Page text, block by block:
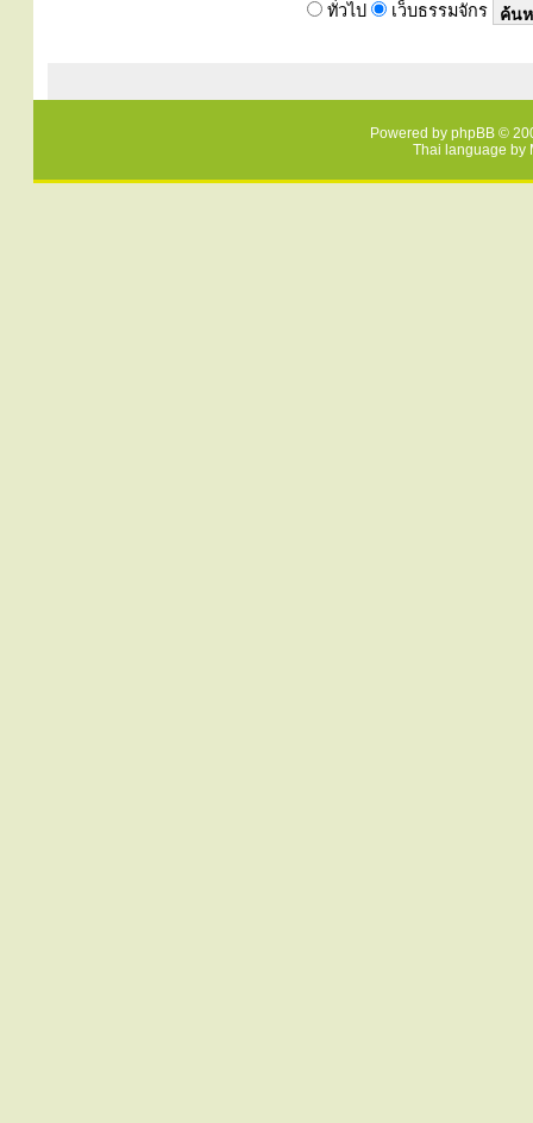
ทั่วไป เว็บธรรมจักร
Powered by phpBB ©
Thai language by